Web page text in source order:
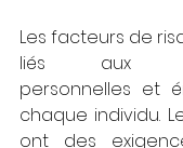
Les facteurs de
liés aux
personnelles et
chaque individu.
ont des